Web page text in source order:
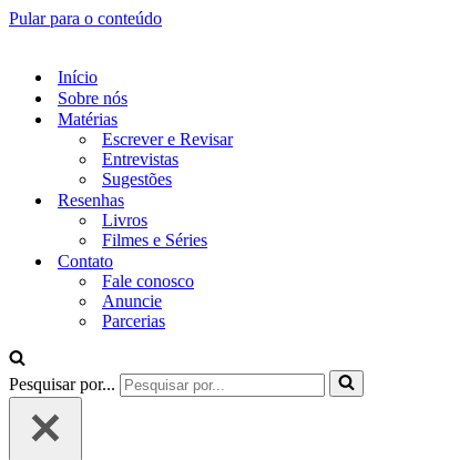
Pular para o conteúdo
Início
Sobre nós
Matérias
Escrever e Revisar
Entrevistas
Sugestões
Resenhas
Livros
Filmes e Séries
Contato
Fale conosco
Anuncie
Parcerias
Pesquisar por...